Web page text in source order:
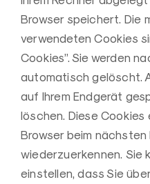
Browser speichert. Die
verwendeten Cookies
Cookies”. Sie werden
automatisch gelöscht.
auf Ihrem Endgerät
löschen. Diese Cookies
Browser beim nächsten
wiederzuerkennen. Sie
einstellen, dass Sie